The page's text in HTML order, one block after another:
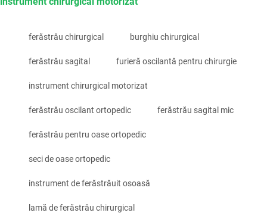
ferăstrău chirurgical burghiu chirurgical
ferăstrău sagital furieră oscilantă pentru chirurgie
instrument chirurgical motorizat
ferăstrău oscilant ortopedic ferăstrău sagital mic
ferăstrău pentru oase ortopedic
seci de oase ortopedic
instrument de ferăstrăuit osoasă
lamă de ferăstrău chirurgical